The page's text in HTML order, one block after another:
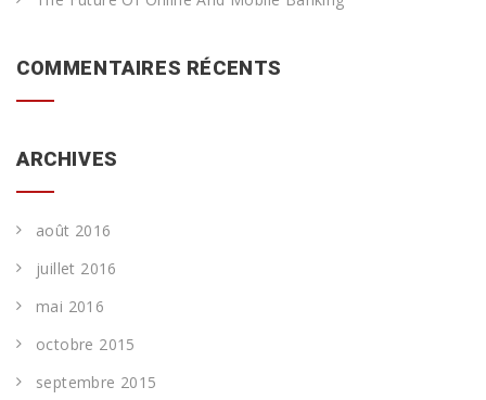
COMMENTAIRES RÉCENTS
ARCHIVES
août 2016
juillet 2016
mai 2016
octobre 2015
septembre 2015